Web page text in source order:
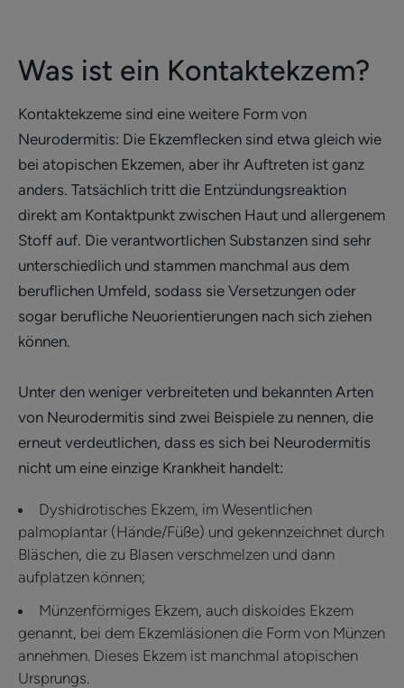
Was ist ein Kontaktekzem?
Kontaktekzeme sind eine weitere Form von
Neurodermitis: Die Ekzemflecken sind etwa gleich wie
bei atopischen Ekzemen, aber ihr Auftreten ist ganz
anders. Tatsächlich tritt die Entzündungsreaktion
direkt am Kontaktpunkt zwischen Haut und allergenem
Stoff auf. Die verantwortlichen Substanzen sind sehr
unterschiedlich und stammen manchmal aus dem
beruflichen Umfeld, sodass sie Versetzungen oder
sogar berufliche Neuorientierungen nach sich ziehen
können.
Unter den weniger verbreiteten und bekannten Arten
von Neurodermitis sind zwei Beispiele zu nennen, die
erneut verdeutlichen, dass es sich bei Neurodermitis
nicht um eine einzige Krankheit handelt:
Dyshidrotisches Ekzem, im Wesentlichen
palmoplantar (Hände/Füße) und gekennzeichnet durch
Bläschen, die zu Blasen verschmelzen und dann
aufplatzen können;
Münzenförmiges Ekzem, auch diskoides Ekzem
genannt, bei dem Ekzemläsionen die Form von Münzen
annehmen. Dieses Ekzem ist manchmal atopischen
Ursprungs.